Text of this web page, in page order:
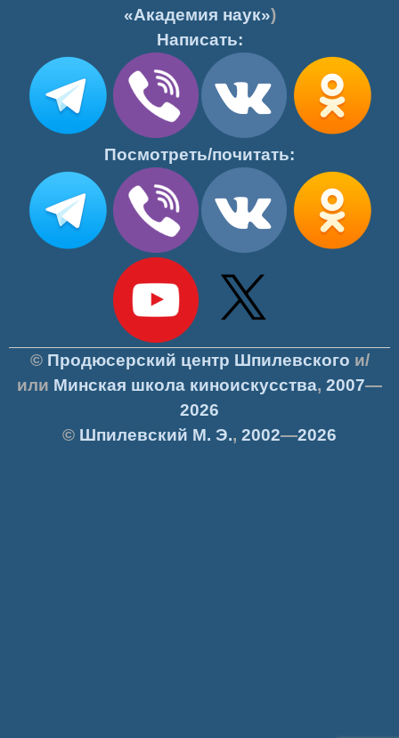
«Академия наук»)
Написать:
Посмотреть/почитать:
© Продюсерский центр Шпилевского и/
или Минская школа киноискусства, 2007—
2026
© Шпилевский М. Э., 2002—2026